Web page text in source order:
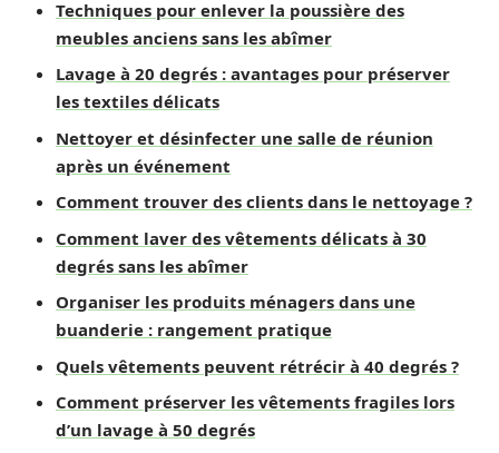
Techniques pour enlever la poussière des
meubles anciens sans les abîmer
Lavage à 20 degrés : avantages pour préserver
les textiles délicats
Nettoyer et désinfecter une salle de réunion
après un événement
Comment trouver des clients dans le nettoyage ?
Comment laver des vêtements délicats à 30
degrés sans les abîmer
Organiser les produits ménagers dans une
buanderie : rangement pratique
Quels vêtements peuvent rétrécir à 40 degrés ?
Comment préserver les vêtements fragiles lors
d’un lavage à 50 degrés